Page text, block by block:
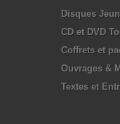
Disques
CD et DVD
Coffrets et
Ouvrages &
Textes et